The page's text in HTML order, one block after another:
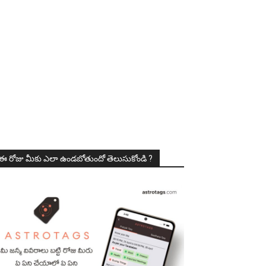
రోజు మీకు ఎలా ఉండబోతుందో తెలుసుకోండి ?